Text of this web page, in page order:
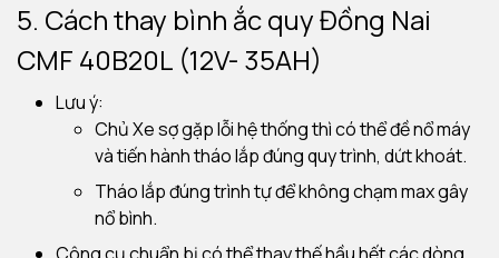
5. Cách thay bình ắc quy Đồng Nai
CMF 40B20L (12V- 35AH)
Lưu ý:
Chủ Xe sợ gặp lỗi hệ thống thì có thể đề nổ máy
và tiến hành tháo lắp đúng quy trình, dứt khoát.
Tháo lắp đúng trình tự để không chạm max gây
nổ bình.